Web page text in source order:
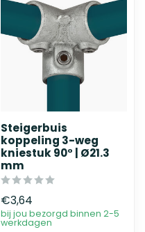
Steigerbuis
koppeling 3-weg
kniestuk 90° | Ø21.3
mm
€3,64
bij jou bezorgd binnen 2-5
werkdagen